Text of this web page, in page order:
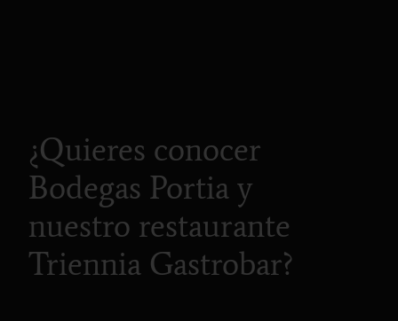
¿Quieres conocer
Bodegas Portia y
nuestro restaurante
Triennia Gastrobar?